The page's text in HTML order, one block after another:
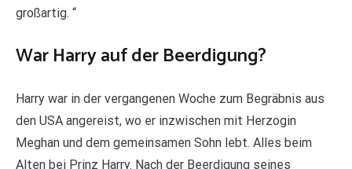
großartig. “
War Harry auf der Beerdigung?
Harry war in der vergangenen Woche zum Begräbnis aus
den USA angereist, wo er inzwischen mit Herzogin
Meghan und dem gemeinsamen Sohn lebt. Alles beim
Alten bei Prinz Harry. Nach der Beerdigung seines